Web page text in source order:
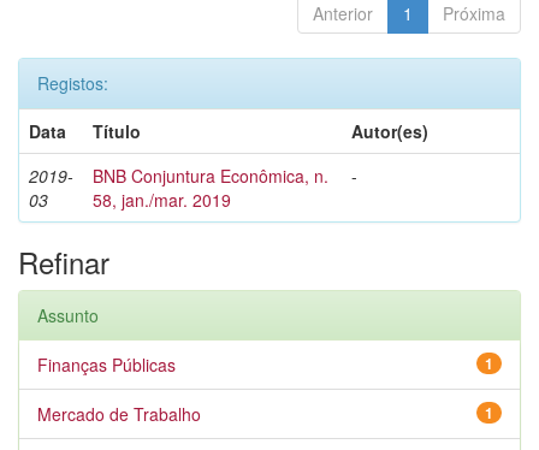
Anterior 1 Próxima
Registos:
Data
Título
Autor(es)
2019-
03
BNB Conjuntura Econômica, n.
58, jan./mar. 2019
-
Refinar
Assunto
1
Finanças Públicas
1
Mercado de Trabalho